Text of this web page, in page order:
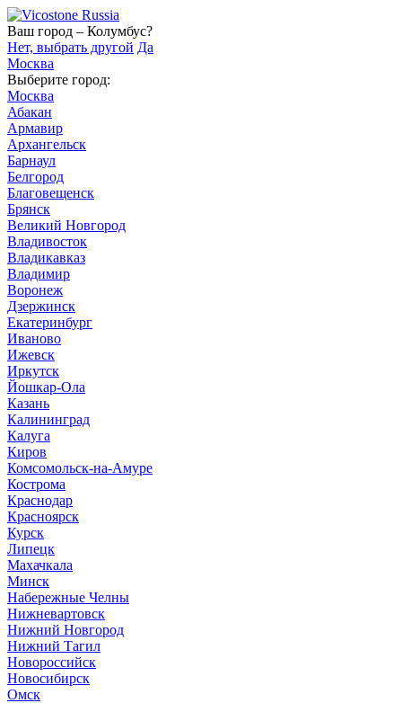
Ваш город – Колумбус?
Нет, выбрать другой Да
Москва
Выберите город:
Москва
Абакан
Армавир
Архангельск
Барнаул
Белгород
Благовещенск
Брянск
Великий Новгород
Владивосток
Владикавказ
Владимир
Воронеж
Дзержинск
Екатеринбург
Иваново
Ижевск
Иркутск
Йошкар-Ола
Казань
Калининград
Калуга
Киров
Комсомольск-на-Амуре
Кострома
Краснодар
Красноярск
Курск
Липецк
Махачкала
Минск
Набережные Челны
Нижневартовск
Нижний Новгород
Нижний Тагил
Новороссийск
Новосибирск
Омск